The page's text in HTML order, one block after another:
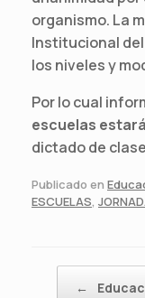
organismo. La
Institucional
los niveles y
Por lo cual
escuelas
dictado de
Publicado en
ESCUELAS,
←